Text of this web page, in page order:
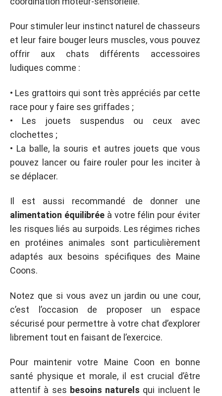
Pour stimuler leur instinct naturel de chasseurs
et leur faire bouger leurs muscles, vous pouvez
offrir aux chats différents accessoires
ludiques comme :
• Les grattoirs qui sont très appréciés par cette
race pour y faire ses griffades ;
• Les jouets suspendus ou ceux avec
clochettes ;
• La balle, la souris et autres jouets que vous
pouvez lancer ou faire rouler pour les inciter à
se déplacer.
Il est aussi recommandé de donner une
alimentation équilibréeà votre félin pour éviter
les risques liés au surpoids. Les régimes riches
en protéines animales sont particulièrement
adaptés aux besoins spécifiques des Maine
Coons.
Notez que si vous avez un jardin ou une cour,
c’est l’occasion de proposer un espace
sécurisé pour permettre à votre chat d’explorer
librement tout en faisant de l’exercice.
Pour maintenir votre Maine Coon en bonne
santé physique et morale, il est crucial d’être
attentif à ses besoins naturels qui incluent le